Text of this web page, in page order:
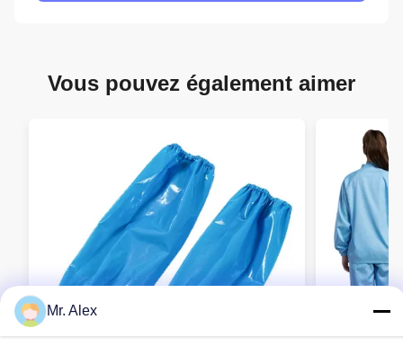
Vous pouvez également aimer
Mr. Alex